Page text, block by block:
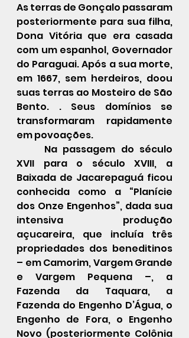
As terras de Gonçalo passaram
posteriormente para sua filha,
Dona Vitória que era casada
com um espanhol, Governador
do Paraguai. Após a sua morte,
em 1667, sem herdeiros, doou
suas terras ao Mosteiro de São
Bento. . Seus domínios se
transformaram rapidamente
em povoações.
XVII para o século XVIII, a
Baixada de Jacarepaguá ficou
conhecida como a “Planície
dos Onze Engenhos”, dada sua
intensiva produção
açucareira, que incluía três
propriedades dos beneditinos
– em Camorim, Vargem Grande
e Vargem Pequena –, a
Fazenda da Taquara, a
Fazenda do Engenho D’Água, o
Engenho de Fora, o Engenho
Novo (posteriormente Colônia